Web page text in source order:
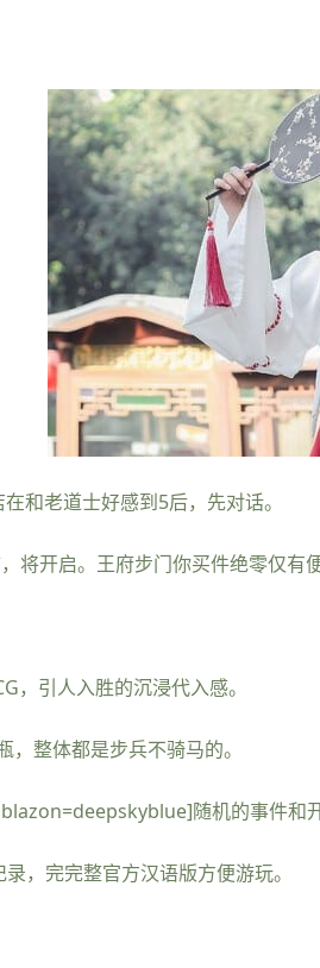
和老道士好感到5后，先对话。
将开启。王府步门你买件绝零仅有
，引人入胜的沉浸代入感。
整体都是步兵不骑马的。
随机的事件和
，完完整官方汉语版方便游玩。